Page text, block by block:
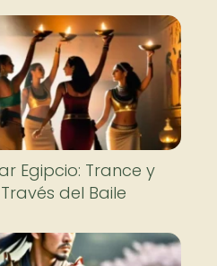
Egipcio: Trance y
del Baile